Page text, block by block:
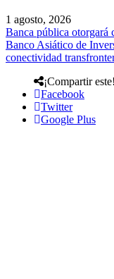
1 agosto, 2026
Banca pública otorgará
Banco Asiático de
conectividad
¡Compartir este!
Facebook
Twitter
Google Plus